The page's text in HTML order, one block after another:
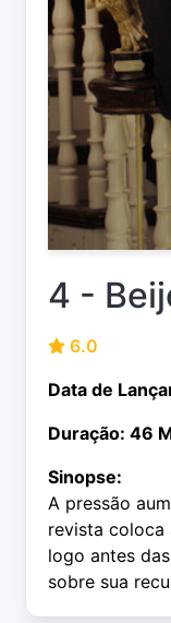
4 -
6.0
Data de
Duração: 46
Sinopse:
A pressão
revista coloca
logo antes
sobre sua